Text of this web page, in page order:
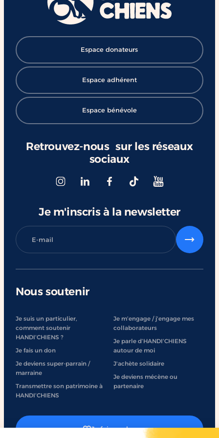
Retrouvez-nous sur les réseaux
sociaux
Espace donateurs
Espace adhérent
Espace bénévole
Je m'inscris à la newsletter
Nous soutenir
Je suis un particulier,
comment soutenir
HANDI’CHIENS ?
Je fais un don
Je deviens super-parrain /
marraine
Transmettre son patrimoine à
HANDI’CHIENS
Je m’engage / j’engage mes
collaborateurs
Je parle d’HANDI’CHIENS
autour de moi
J'achète solidaire
Je deviens mécène ou
partenaire
Je fais un don